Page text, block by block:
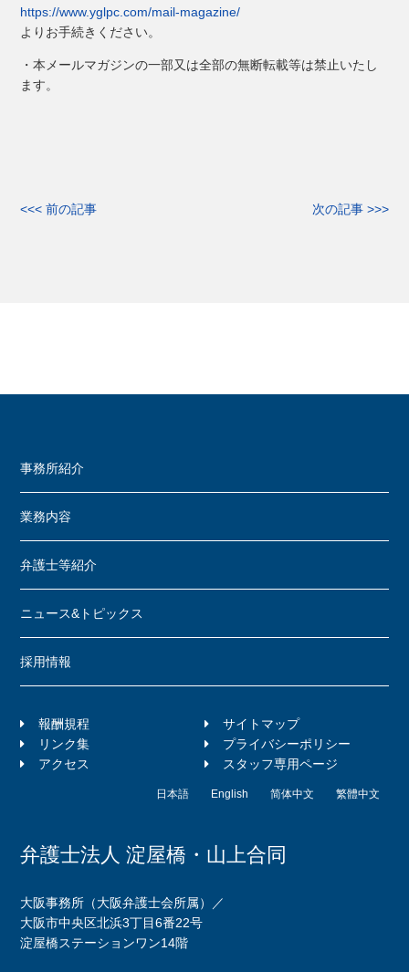
https://www.yglpc.com/mail-magazine/
よりお手続きください。
・本メールマガジンの一部又は全部の無断転載等は禁止いたし
ます。
<<< 前の記事 次の記事 >>>
事務所紹介
業務内容
弁護士等紹介
ニュース&トピックス
採用情報
報酬規程
サイトマップ
リンク集
プライバシーポリシー
アクセス
スタッフ専用ページ
日本語 English 简体中文 繁體中文
弁護士法人 淀屋橋・山上合同
大阪事務所（大阪弁護士会所属）／
大阪市中央区北浜3丁目6番22号
淀屋橋ステーションワン14階